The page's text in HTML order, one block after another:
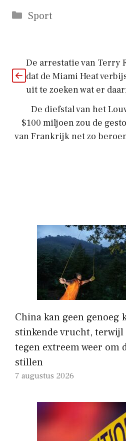
Categorieën
Sport
De arrestatie van Terry
dat de Miami Heat
uit te zoeken wat er
De diefstal van het
$100 miljoen zou de
van Frankrijk net zo
China kan geen genoeg
stinkende vrucht, terwijl
tegen extreem weer om
stillen
7 augustus 2026